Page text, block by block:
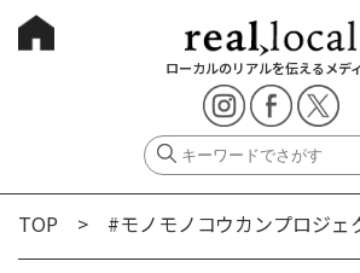
ローカルのリアルを伝えるメデ
TOP > #モノモノコウカンプロジェ